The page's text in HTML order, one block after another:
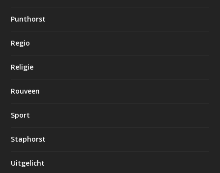
Punthorst
Regio
Religie
Rouveen
Sport
Staphorst
Uitgelicht